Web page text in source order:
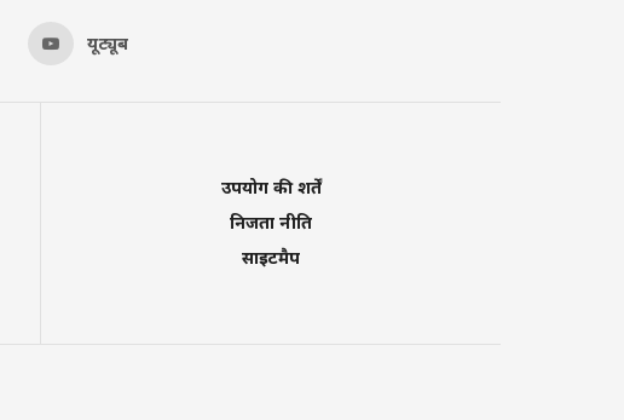
यूट्यूब
उपयोग की शर्तें
निजता नीति
साइटमैप